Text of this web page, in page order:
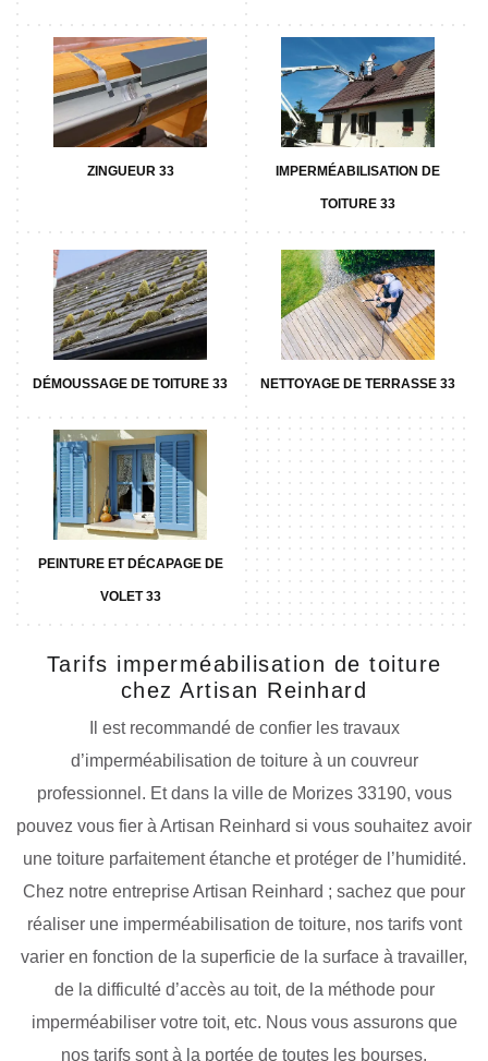
ZINGUEUR 33 IMPERMÉABILISATION DE
TOITURE 33
DÉMOUSSAGE DE TOITURE 33 NETTOYAGE DE TERRASSE 33
PEINTURE ET DÉCAPAGE DE
VOLET 33
Tarifs imperméabilisation de toiture
chez Artisan Reinhard
Il est recommandé de confier les travaux
d’imperméabilisation de toiture à un couvreur
professionnel. Et dans la ville de Morizes 33190, vous
pouvez vous fier à Artisan Reinhard si vous souhaitez avoir
une toiture parfaitement étanche et protéger de l’humidité.
Chez notre entreprise Artisan Reinhard ; sachez que pour
réaliser une imperméabilisation de toiture, nos tarifs vont
varier en fonction de la superficie de la surface à travailler,
de la difficulté d’accès au toit, de la méthode pour
imperméabiliser votre toit, etc. Nous vous assurons que
nos tarifs sont à la portée de toutes les bourses.